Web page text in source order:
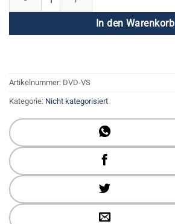
In den Warenkorb
Artikelnummer: DVD-VS
Kategorie: Nicht kategorisiert